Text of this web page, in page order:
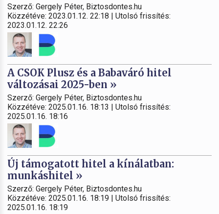
Szerző: Gergely Péter, Biztosdontes.hu
Közzétéve: 2023.01.12. 22:18 | Utolsó frissítés:
2023.01.12. 22:26
A CSOK Plusz és a Babaváró hitel
változásai 2025-ben »
Szerző: Gergely Péter, Biztosdontes.hu
Közzétéve: 2025.01.16. 18:13 | Utolsó frissítés:
2025.01.16. 18:16
Új támogatott hitel a kínálatban:
munkáshitel »
Szerző: Gergely Péter, Biztosdontes.hu
Közzétéve: 2025.01.16. 18:19 | Utolsó frissítés:
2025.01.16. 18:19